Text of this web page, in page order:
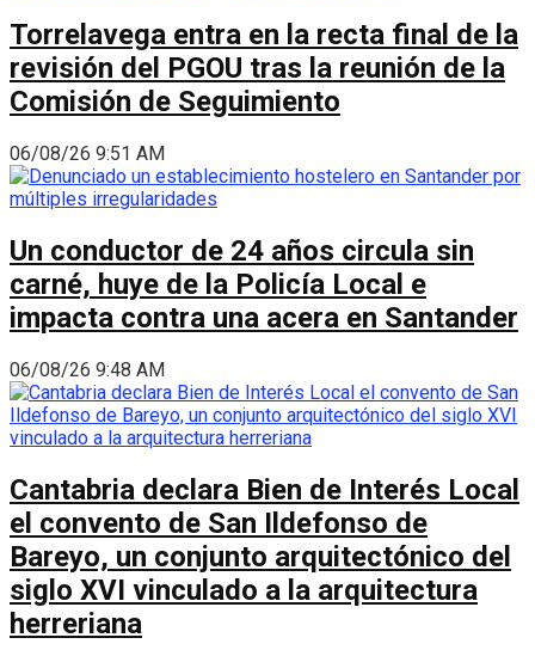
Torrelavega entra en la recta final de la
revisión del PGOU tras la reunión de la
Comisión de Seguimiento
06/08/26 9:51 AM
Un conductor de 24 años circula sin
carné, huye de la Policía Local e
impacta contra una acera en Santander
06/08/26 9:48 AM
Cantabria declara Bien de Interés Local
el convento de San Ildefonso de
Bareyo, un conjunto arquitectónico del
siglo XVI vinculado a la arquitectura
herreriana